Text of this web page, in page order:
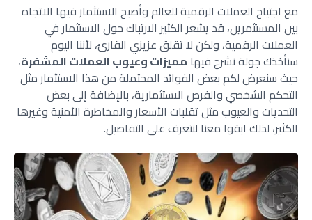
مع اجتياح العملات الرقمية للعالم وأصبح الاستثمار فيها الاتجاه
بين المستثمرين، قد يشعر الكثير الارتباك حول الاستثمار في
العملات الرقمية، ولكن لا تقلق عزيزي القارئ، لأننا اليوم
سنأخذك جولة نشرح فيها مميزات وعيوب العملات المشفرة،
حيث سنعرض لكم بعض الفوائد المحتملة من هذا الاستثمار مثل
التحكم الشخصي والفرص الاستثمارية، بالإضافة إلى بعض
التحديات والعيوب مثل تقلبات الأسعار والمخاطرة الأمنية وغيرها
الكثير، لذلك ابقوا معنا لنتعرف على التفاصيل.